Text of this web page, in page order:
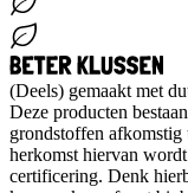
(Deels) gemaakt met
Deze producten
grondstoffen
herkomst hiervan
certificering. Denk